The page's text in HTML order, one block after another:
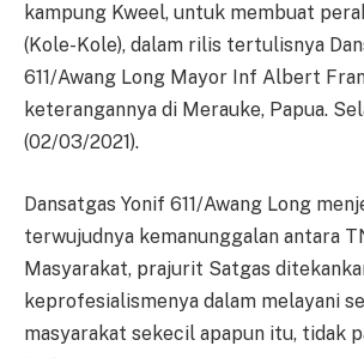
kampung Kweel, untuk membuat
(Kole-Kole), dalam rilis tertulisnya
611/Awang Long Mayor Inf Albert
keterangannya di Merauke, Papua.
(02/03/2021).
Dansatgas Yonif 611/Awang Long
terwujudnya kemanunggalan antara
Masyarakat, prajurit Satgas
keprofesialismenya dalam melayani
masyarakat sekecil apapun itu, tidak